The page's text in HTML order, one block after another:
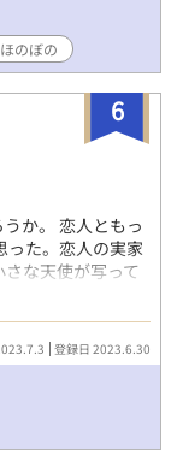
ほのぼの
6
か。 恋人ともっ
った。恋人の実家
な天使が写って
なかったんだと
ない。それは常
もそも夢なのかど
※終始ほのぼの
堀埋められてい
覧ください
登録日 2023.6.30